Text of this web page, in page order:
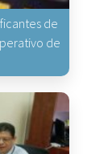
de
de